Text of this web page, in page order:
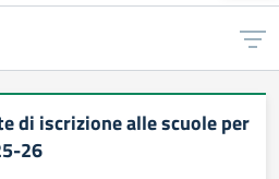
di iscrizione alle scuole per
26